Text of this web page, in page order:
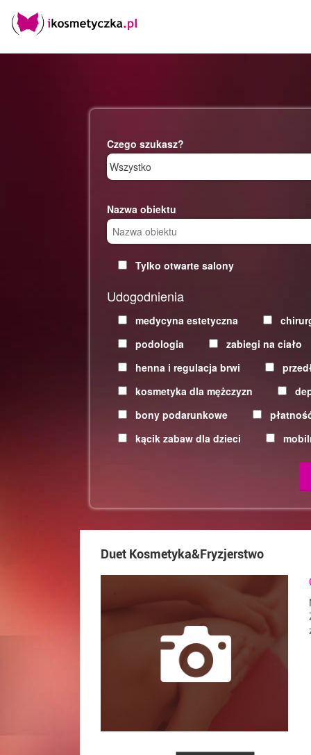
Czego szukasz?
Nazwa obiektu
Tylko otwarte salony
Udogodnienia
medycyna estetyczna
podologia
zabiegi na ciało
henna i regulacja brwi
kosmetyka dla mężczyzn
bony podarunkowe
kącik zabaw dla dzieci
Duet Kosmetyka&Fryzjerstwo